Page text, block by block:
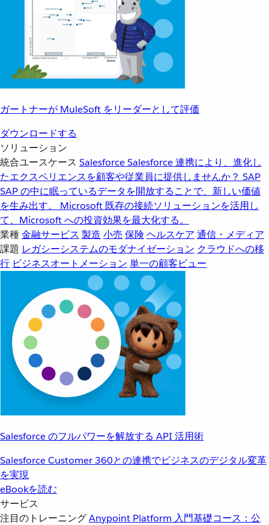
ガートナーが MuleSoft をリーダーとして評価
ダウンロードする
ソリューション
統合ユースケース SalesforceSalesforce 連携により、進化し
たエクスペリエンスを顧客や従業員に提供しませんか？ SAP
SAP の中に眠っているデータを開放することで、新しい価値
を生み出す。
Microsoft 既存の接続ソリューションを活用し
て、Microsoft への投資効果を最大化する。
業種金融サービス 製造 小売 保険 ヘルスケア 通信・メディア
課題 レガシーシステムのモダナイゼーション クラウドへの移
行 ビジネスオートメーション 単一の顧客ビュー
Salesforce のフルパワーを解放する API 活用術
Salesforce Customer 360との連携でビジネスのデジタル変革
を実現
eBookを読む
サービス
注目のトレーニングAnypoint Platform 入門基礎コース：公